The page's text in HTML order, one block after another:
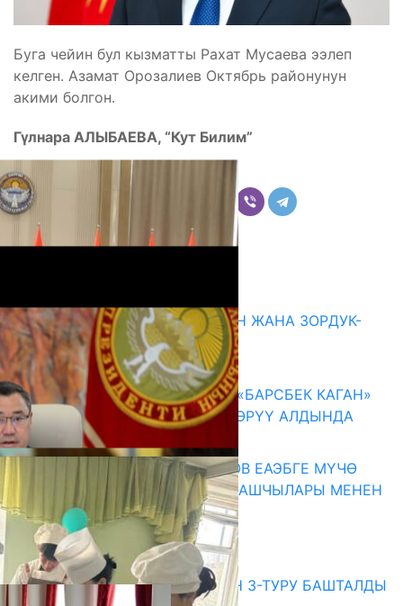
Буга чейин бул кызматты Рахат Мусаева ээлеп
келген. Азамат Орозалиев Октябрь районунун
акими болгон.
Гүлнара АЛЫБАЕВА, “Кут Билим”
Комментарийлер
ГЕНДЕРДИК БАСМЫРЛООДОН ЖАНА ЗОРДУК-
ЗОМБУЛУКТАН КОРГОО
07.08.2026
КЫРГЫЗ ТАРЫХЫ ТАСМАДА: «БАРСБЕК КАГАН»
КӨРКӨМ ТАСМАСЫ ЖАРЫК КӨРҮҮ АЛДЫНДА
07.08.2026
ПРЕЗИДЕНТ САДЫР ЖАПАРОВ ЕАЭБГЕ МҮЧӨ
МАМЛЕКЕТТЕРДИН ӨКМӨТ БАШЧЫЛАРЫ МЕНЕН
ЖОЛУГУШТУ
07.08.2026
Абитуриент
ЖОЖДОРГО КАБЫЛ АЛУУНУН 3-ТУРУ БАШТАЛДЫ